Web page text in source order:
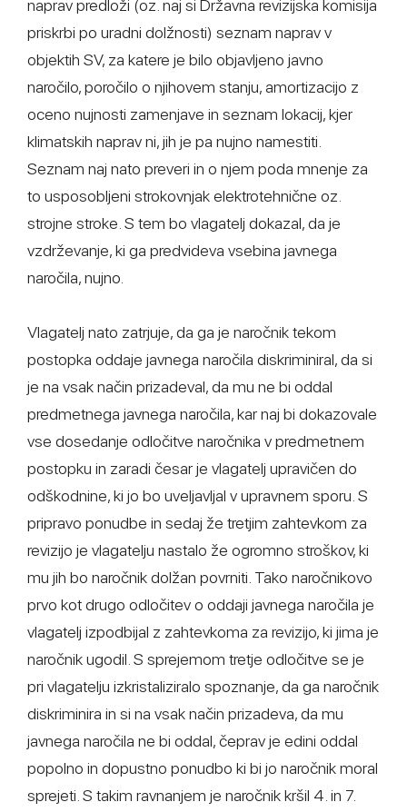
naprav predloži (oz. naj si Državna revizijska komisija
priskrbi po uradni dolžnosti) seznam naprav v
objektih SV, za katere je bilo objavljeno javno
naročilo, poročilo o njihovem stanju, amortizacijo z
oceno nujnosti zamenjave in seznam lokacij, kjer
klimatskih naprav ni, jih je pa nujno namestiti.
Seznam naj nato preveri in o njem poda mnenje za
to usposobljeni strokovnjak elektrotehnične oz.
strojne stroke. S tem bo vlagatelj dokazal, da je
vzdrževanje, ki ga predvideva vsebina javnega
naročila, nujno.
Vlagatelj nato zatrjuje, da ga je naročnik tekom
postopka oddaje javnega naročila diskriminiral, da si
je na vsak način prizadeval, da mu ne bi oddal
predmetnega javnega naročila, kar naj bi dokazovale
vse dosedanje odločitve naročnika v predmetnem
postopku in zaradi česar je vlagatelj upravičen do
odškodnine, ki jo bo uveljavljal v upravnem sporu. S
pripravo ponudbe in sedaj že tretjim zahtevkom za
revizijo je vlagatelju nastalo že ogromno stroškov, ki
mu jih bo naročnik dolžan povrniti. Tako naročnikovo
prvo kot drugo odločitev o oddaji javnega naročila je
vlagatelj izpodbijal z zahtevkoma za revizijo, ki jima je
naročnik ugodil. S sprejemom tretje odločitve se je
pri vlagatelju izkristaliziralo spoznanje, da ga naročnik
diskriminira in si na vsak način prizadeva, da mu
javnega naročila ne bi oddal, čeprav je edini oddal
popolno in dopustno ponudbo ki bi jo naročnik moral
sprejeti. S takim ravnanjem je naročnik kršil 4. in 7.